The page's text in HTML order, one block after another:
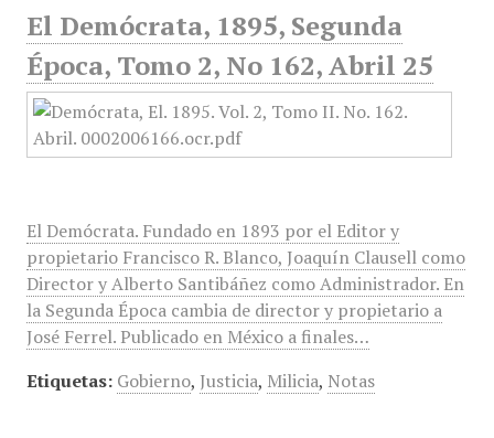
El Demócrata, 1895, Segunda
Época, Tomo 2, No 162, Abril 25
El Demócrata. Fundado en 1893 por el Editor y
propietario Francisco R. Blanco, Joaquín Clausell como
Director y Alberto Santibáñez como Administrador. En
la Segunda Época cambia de director y propietario a
José Ferrel. Publicado en México a finales…
Etiquetas: Gobierno, Justicia, Milicia, Notas